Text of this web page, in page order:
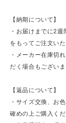
【納期について】
・お届けまでに2
をもってご注文い
・メーカー在庫切
だく場合もございま
【返品について】
・サイズ交換、お
確めの上ご購入くだ